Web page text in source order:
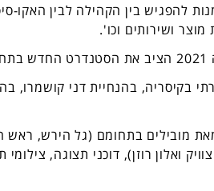
להפגיש בין הקהילה לבין האקו-
ושירותים וכו'.
מובילים בתחומם (גל הירש,
צוויק ואלון רוזן), דוכני תצוגה,